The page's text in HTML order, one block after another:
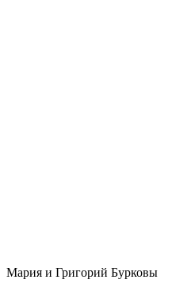
Мария и Григорий Бурковы